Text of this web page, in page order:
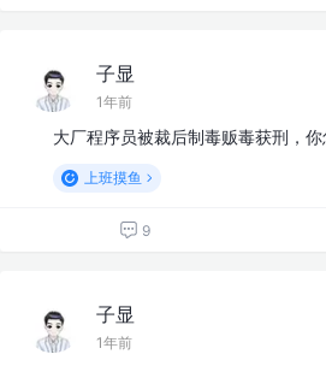
子显
1年前
大厂程序员被裁后制毒贩毒获刑，
上班摸鱼
9
子显
1年前